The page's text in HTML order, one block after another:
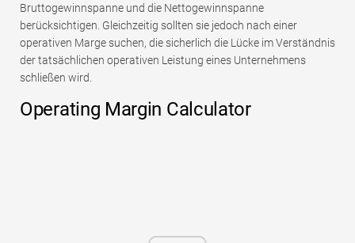
Bruttogewinnspanne und die Nettogewinnspanne
berücksichtigen. Gleichzeitig sollten sie jedoch nach einer
operativen Marge suchen, die sicherlich die Lücke im Verständnis
der tatsächlichen operativen Leistung eines Unternehmens
schließen wird.
Operating Margin Calculator